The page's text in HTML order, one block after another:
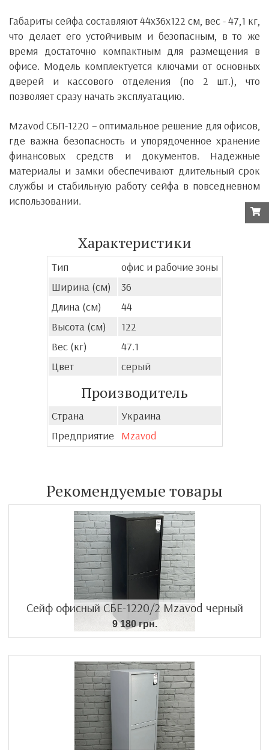
Габариты сейфа составляют 44x36x122 см, вес - 47,1 кг,
что делает его устойчивым и безопасным, в то же
время достаточно компактным для размещения в
офисе. Модель комплектуется ключами от основных
дверей и кассового отделения (по 2 шт.), что
позволяет сразу начать эксплуатацию.
Mzavod СБП-1220 – оптимальное решение для офисов,
где важна безопасность и упорядоченное хранение
финансовых средств и документов. Надежные
материалы и замки обеспечивают длительный срок
службы и стабильную работу сейфа в повседневном
использовании.
Характеристики
Тип
офис и рабочие зоны
Ширина (см)
36
Длина (см)
44
Высота (см)
122
Вес (кг)
47.1
Цвет
серый
Производитель
Страна
Украина
Предприятие
Mzavod
Рекомендуемые товары
Сейф офисный СБЕ-1220/2 Mzavod черный
9 180 грн.